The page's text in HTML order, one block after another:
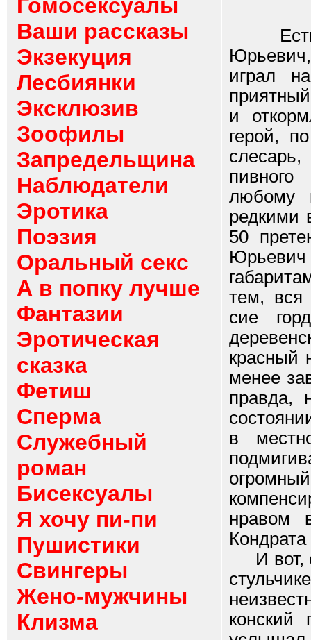
Гомосексуалы
Ваши рассказы
Экзекуция
Лесбиянки
Эксклюзив
Зоофилы
Запредельщина
Наблюдатели
Эротика
Поэзия
Оральный секс
А в попку лучше
Фантазии
Эротическая
сказка
Фетиш
Сперма
Служебный
роман
Бисексуалы
Я хочу пи-пи
Пушистики
Свингеры
Жено-мужчины
Клизма
Есть
играл
и
герой,
любому
редкими
50
тем, вся
сие
красный
менее
правда,
в
нравом
И вот,